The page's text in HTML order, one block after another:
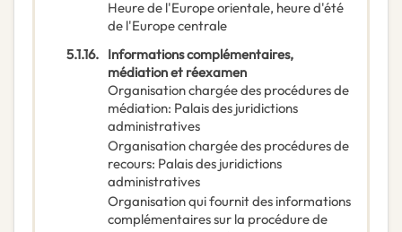
Heure de l'Europe orientale, heure d'été
de l'Europe centrale
5.1.16. Informations complémentaires,
médiation et réexamen
Organisation chargée des procédures de
médiation: Palais des juridictions
administratives
Organisation chargée des procédures de
recours: Palais des juridictions
administratives
Organisation qui fournit des informations
complémentaires sur la procédure de